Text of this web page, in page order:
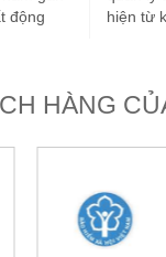
động
hiện từ
HÀNG